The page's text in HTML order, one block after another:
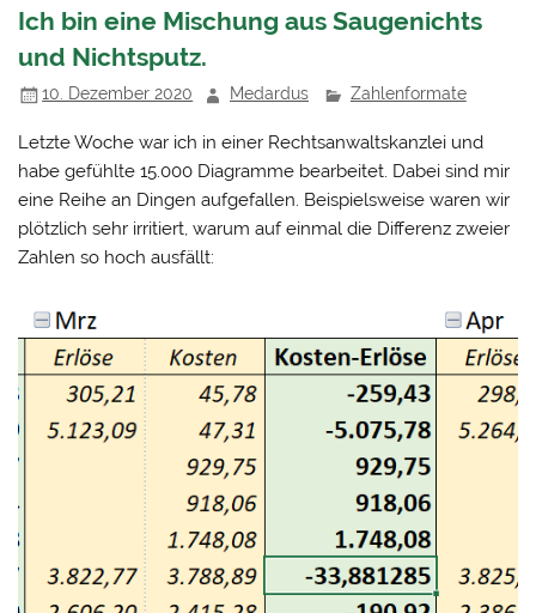
Ich bin eine Mischung aus Saugenichts
und Nichtsputz.
10. Dezember 2020 Medardus Zahlenformate
Letzte Woche war ich in einer Rechtsanwaltskanzlei und
habe gefühlte 15.000 Diagramme bearbeitet. Dabei sind mir
eine Reihe an Dingen aufgefallen. Beispielsweise waren wir
plötzlich sehr irritiert, warum auf einmal die Differenz zweier
Zahlen so hoch ausfällt: